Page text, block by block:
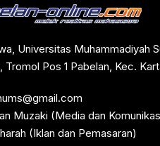
Universitas Muhammadiyah
Tromol Pos 1 Pabelan, Kec.
Muzaki (Media dan
(Iklan dan Pemasaran)